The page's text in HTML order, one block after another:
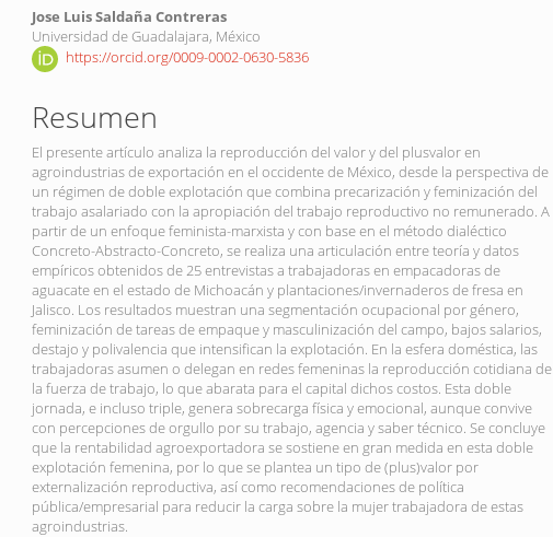
Contenido
principal
del
artículo
Jose Luis Saldaña Contreras
Universidad de Guadalajara, México
https://orcid.org/0009-0002-0630-5836
Resumen
El presente artículo analiza la reproducción del valor y del plusvalor en
agroindustrias de exportación en el occidente de México, desde la perspectiva de
un régimen de doble explotación que combina precarización y feminización del
trabajo asalariado con la apropiación del trabajo reproductivo no remunerado. A
partir de un enfoque feminista-marxista y con base en el método dialéctico
Concreto-Abstracto-Concreto, se realiza una articulación entre teoría y datos
empíricos obtenidos de 25 entrevistas a trabajadoras en empacadoras de
aguacate en el estado de Michoacán y plantaciones/invernaderos de fresa en
Jalisco. Los resultados muestran una segmentación ocupacional por género,
feminización de tareas de empaque y masculinización del campo, bajos salarios,
destajo y polivalencia que intensifican la explotación. En la esfera doméstica, las
trabajadoras asumen o delegan en redes femeninas la reproducción cotidiana de
la fuerza de trabajo, lo que abarata para el capital dichos costos. Esta doble
jornada, e incluso triple, genera sobrecarga física y emocional, aunque convive
con percepciones de orgullo por su trabajo, agencia y saber técnico. Se concluye
que la rentabilidad agroexportadora se sostiene en gran medida en esta doble
explotación femenina, por lo que se plantea un tipo de (plus)valor por
externalización reproductiva, así como recomendaciones de política
pública/empresarial para reducir la carga sobre la mujer trabajadora de estas
agroindustrias.